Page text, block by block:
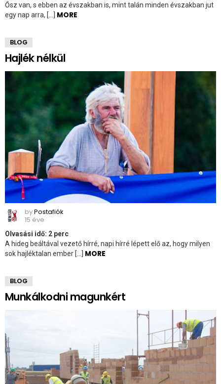
Ősz van, s ebben az évszakban is, mint talán minden évszakban jut
egy nap arra, […] MORE
BLOG
Hajlék nélkül
byPostafiók
15 éve
Olvasási idő: 2 perc
A hideg beáltával vezető hírré, napi hírré lépett elő az, hogy milyen
sok hajléktalan ember […] MORE
BLOG
Munkálkodni magunkért